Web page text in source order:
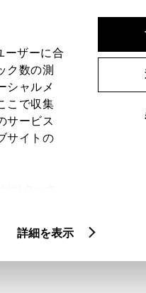
ザーに合
ク数の測
シャルメ
こで収集
サービス
サイトの
詳細を表示
お申し込み完了